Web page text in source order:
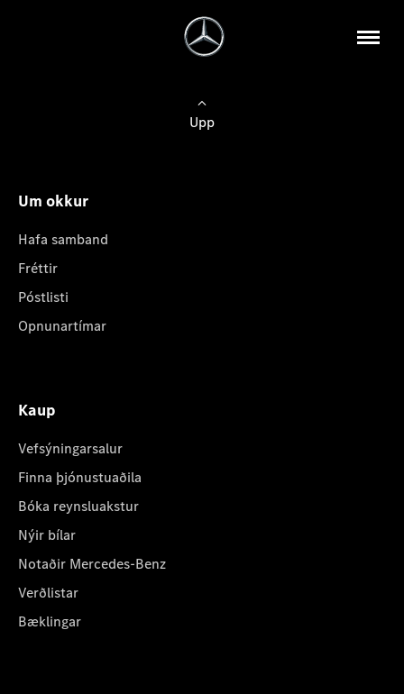
Upp
Um okkur
Hafa samband
Fréttir
Póstlisti
Opnunartímar
Kaup
Vefsýningarsalur
Finna þjónustuaðila
Bóka reynsluakstur
Nýir bílar
Notaðir Mercedes-Benz
Verðlistar
Bæklingar